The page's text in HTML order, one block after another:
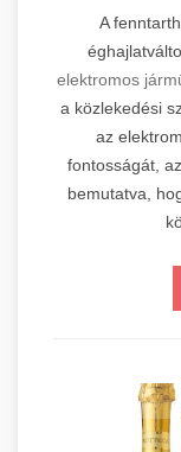
A
elektromos
a közlekedési
az
fontosságát,
bemutatva,